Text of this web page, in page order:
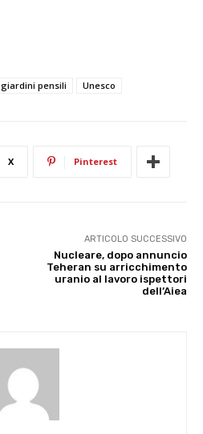
giardini pensili Unesco
X Pinterest
ARTICOLO SUCCESSIVO
Nucleare, dopo annuncio
Teheran su arricchimento
uranio al lavoro ispettori
dell’Aiea